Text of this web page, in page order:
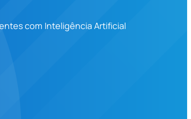
com Inteligência Artificial